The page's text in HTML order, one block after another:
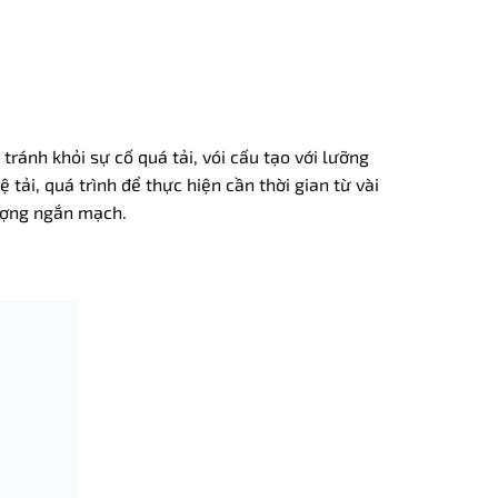
khỏi sự cố quá tải, vói cấu tạo với lưỡng
tải, quá trình để thực hiện cần thời gian từ vài
ngắn mạch.